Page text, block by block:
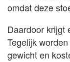
omdat deze
Daardoor krijgt
Tegelijk
gewicht en